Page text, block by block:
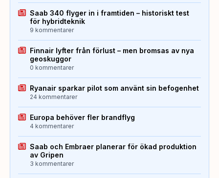
Saab 340 flyger in i framtiden – historiskt test
för hybridteknik
9 kommentarer
Finnair lyfter från förlust – men bromsas av nya
geoskuggor
0 kommentarer
Ryanair sparkar pilot som använt sin befogenhet
24 kommentarer
Europa behöver fler brandflyg
4 kommentarer
Saab och Embraer planerar för ökad produktion
av Gripen
3 kommentarer